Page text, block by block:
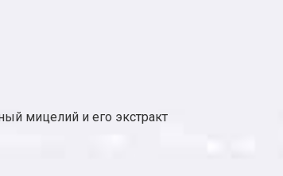
мицелий и его экстракт